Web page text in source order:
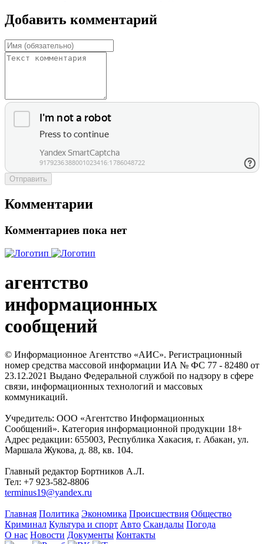
Добавить комментарий
Отправить
Комментарии
Комментариев пока нет
агентство
информационных
сообщений
© Информационное Агентство «АИС». Регистрационный
номер средства массовой информации ИА № ФС 77 - 82480 от
23.12.2021 Выдано Федеральной службой по надзору в сфере
связи, информационных технологий и массовых
коммуникаций.
Учредитель: ООО «Агентство Информационных
Сообщений». Категория информационной продукции 18+
Адрес редакции: 655003, Республика Хакасия, г. Абакан, ул.
Маршала Жукова, д. 88, кв. 104.
Главный редактор Бортников А.Л.
Тел: +7 923-582-8806
terminus19@yandex.ru
Главная Политика Экономика Происшествия Общество
Криминал Культура и спорт Авто Скандалы Погода
О нас Новости Документы Контакты